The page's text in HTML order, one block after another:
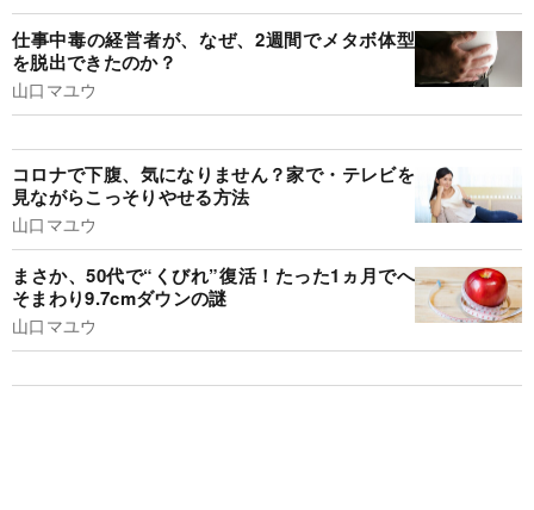
仕事中毒の経営者が、なぜ、2週間でメタボ体型
を脱出できたのか？
山口マユウ
コロナで下腹、気になりません？家で・テレビを
見ながらこっそりやせる方法
山口マユウ
まさか、50代で“くびれ”復活！たった1ヵ月でへ
そまわり9.7cmダウンの謎
山口マユウ